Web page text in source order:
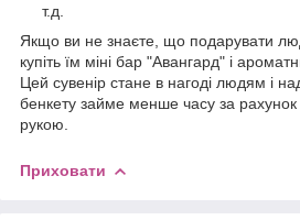
т.д.
Якщо ви не знаєте, що подарувати
купіть їм міні бар "Авангард" і
Цей сувенір стане в нагоді людям і
бенкету займе менше часу за рахунок
рукою.
Приховати